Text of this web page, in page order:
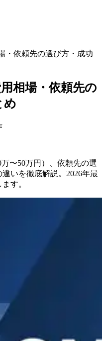
・依頼先の選び方・成功
相場・依頼先の
め
〜50万円）、依頼先の選
いを徹底解説。2026年最
す。